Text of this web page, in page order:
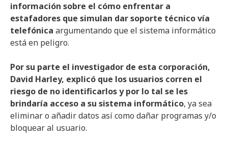
información sobre el cómo enfrentar a
estafadores que simulan dar soporte técnico vía
telefónica argumentando que el sistema informático
está en peligro.
Por su parte el investigador de esta corporación,
David Harley, explicó que los usuarios corren el
riesgo de no identificarlos y por lo tal se les
brindaría acceso a su sistema informático, ya sea
eliminar o añadir datos así como dañar programas y/o
bloquear al usuario.